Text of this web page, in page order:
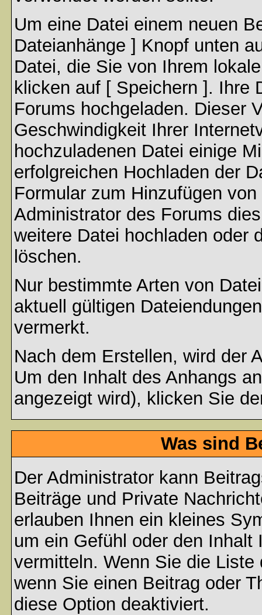
Um eine Datei einem neuen
Dateianhänge ] Knopf unten
Datei, die Sie von Ihrem
klicken auf [ Speichern ]. Ihre
Forums hochgeladen. Dieser
Geschwindigkeit Ihrer
hochzuladenen Datei einige
erfolgreichen Hochladen der
Formular zum Hinzufügen
Administrator des Forums
weitere Datei hochladen oder
löschen.
Nur bestimmte Arten von
aktuell gültigen
vermerkt.
Nach dem Erstellen, wird der
Um den Inhalt des Anhangs
angezeigt wird), klicken Sie
Was sind
Der Administrator kann
Beiträge und Private
erlauben Ihnen ein kleines
um ein Gefühl oder den
vermitteln. Wenn Sie die
wenn Sie einen Beitrag oder
diese Option deaktiviert.